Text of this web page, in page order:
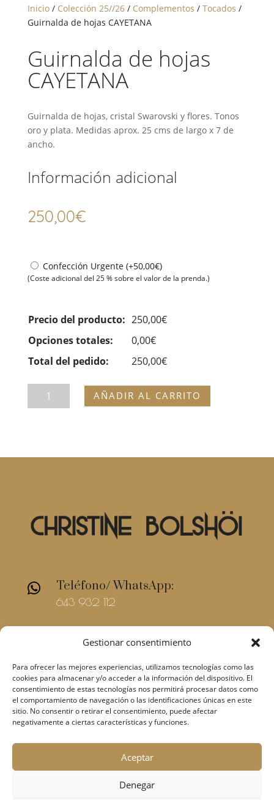
Gestionar consentimiento
Para ofrecer las mejores experiencias, utilizamos tecnologías como las
cookies para almacenar y/o acceder a la información del dispositivo. El
consentimiento de estas tecnologías nos permitirá procesar datos como
el comportamiento de navegación o las identificaciones únicas en este
sitio. No consentir o retirar el consentimiento, puede afectar
negativamente a ciertas características y funciones.
Aceptar
Denegar
Inicio/ Colección 25//26/ Complementos / Tocados /
Guirnalda de hojas CAYETANA
Guirnalda de hojas
CAYETANA
Guirnalda de hojas, cristal Swarovski y flores. Tonos
oro y plata. Medidas aprox. 25 cms de largo x 7 de
ancho.
Información adicional
250,00€
Confección Urgente (+50,00€)
(Coste adicional del 25 % sobre el valor de la prenda.)
Precio del producto: 250,00€
Opciones totales:
0,00€
Total del pedido:
250,00€
Guirnalda
AÑADIR AL CARRITO
 Teléfono/ WhatsApp:
643 932 112
E-mail
©2018 Christine Bolshoi –Condiciones de
venta –Aviso Legal –Política de
Política de Cookies